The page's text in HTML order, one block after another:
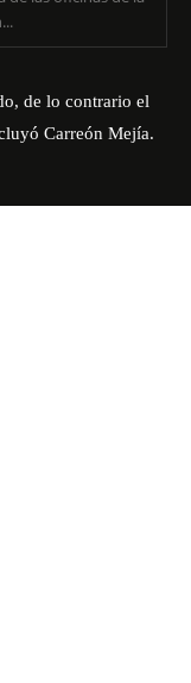
de lo contrario el
Carreón Mejía.